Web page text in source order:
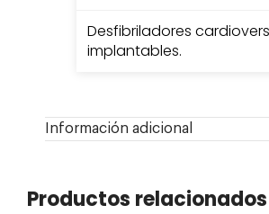
Desfibriladores
implantables.
Información adicional
Productos relacionados